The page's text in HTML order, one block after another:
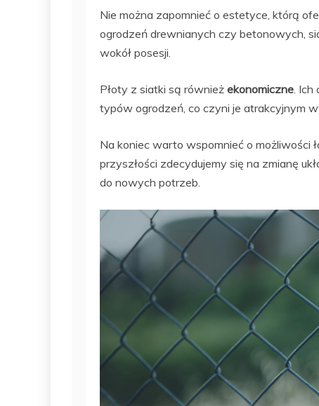
Nie można zapomnieć o estetyce, którą
ogrodzeń drewnianych czy betonowych,
wokół posesji.
Płoty z siatki są również ekonomiczne. Ich
typów ogrodzeń, co czyni je atrakcyjnym
Na koniec warto wspomnieć o możliwości
przyszłości zdecydujemy się na zmianę
do nowych potrzeb.